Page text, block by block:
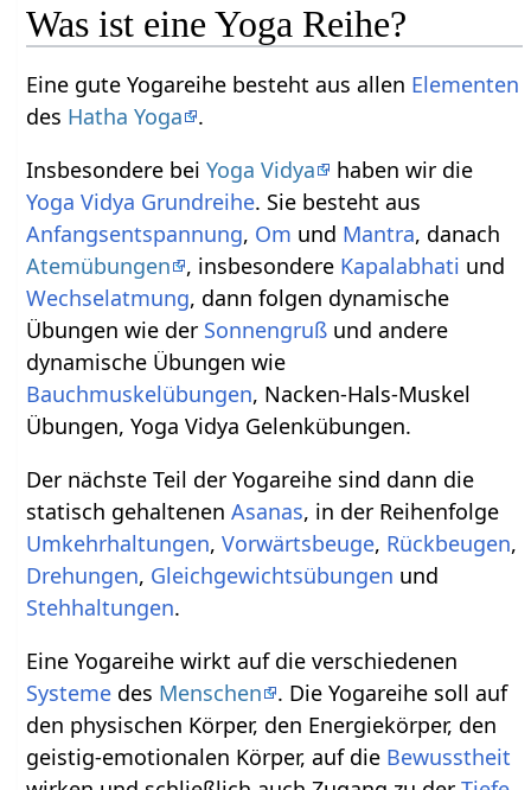
Was ist eine Yoga Reihe?
Eine gute Yogareihe besteht aus allen Elementen
des Hatha Yoga
.
Insbesondere beiYoga Vidya
haben wir die
Yoga Vidya Grundreihe. Sie besteht aus
Anfangsentspannung, Om und Mantra, danach
Atemübungen
, insbesondere Kapalabhati und
Wechselatmung, dann folgen dynamische
Übungen wie der Sonnengruß und andere
dynamische Übungen wie
Bauchmuskelübungen, Nacken-Hals-Muskel
Übungen, Yoga Vidya Gelenkübungen.
Der nächste Teil der Yogareihe sind dann die
statisch gehaltenenAsanas, in der Reihenfolge
Umkehrhaltungen,Vorwärtsbeuge, Rückbeugen,
Drehungen, Gleichgewichtsübungen und
Stehhaltungen.
Eine Yogareihe wirkt auf die verschiedenen
Systeme des Menschen
. Die Yogareihe soll auf
den physischen Körper, den Energiekörper, den
geistig-emotionalen Körper, auf die Bewusstheit